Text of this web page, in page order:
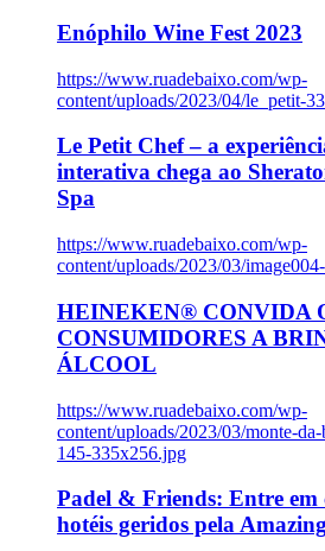
Enóphilo Wine Fest 2023
https://www.ruadebaixo.com/wp-
content/uploads/2023/04/le_petit-
Le Petit Chef – a
interativa chega ao
Spa
https://www.ruadebaixo.com/wp-
content/uploads/2023/03/
HEINEKEN® CONVIDA
CONSUMIDORES A
ÁLCOOL
https://www.ruadebaixo.com/wp-
content/uploads/2023/03/monte-
145-335x256.jpg
Padel & Friends: Entre em
hotéis geridos pela